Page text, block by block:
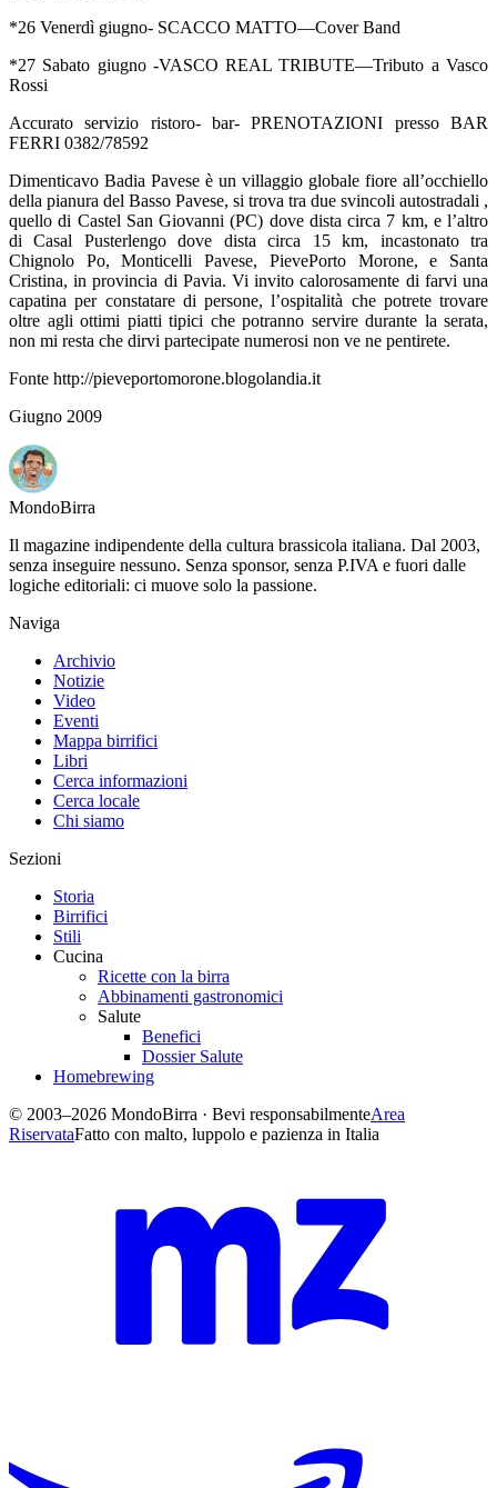
*26 Venerdì giugno- SCACCO MATTO—Cover Band
*27 Sabato giugno -VASCO REAL TRIBUTE—Tributo a Vasco
Rossi
Accurato servizio ristoro- bar- PRENOTAZIONI presso BAR
FERRI 0382/78592
Dimenticavo Badia Pavese è un villaggio globale fiore all’occhiello
della pianura del Basso Pavese, si trova tra due svincoli autostradali ,
quello di Castel San Giovanni (PC) dove dista circa 7 km, e l’altro
di Casal Pusterlengo dove dista circa 15 km, incastonato tra
Chignolo Po, Monticelli Pavese, PievePorto Morone, e Santa
Cristina, in provincia di Pavia. Vi invito calorosamente di farvi una
capatina per constatare di persone, l’ospitalità che potrete trovare
oltre agli ottimi piatti tipici che potranno servire durante la serata,
non mi resta che dirvi partecipate numerosi non ve ne pentirete.
Fonte http://pieveportomorone.blogolandia.it
Giugno 2009
MondoBirra
Il magazine indipendente della cultura brassicola italiana. Dal 2003,
senza inseguire nessuno. Senza sponsor, senza P.IVA e fuori dalle
logiche editoriali: ci muove solo la passione.
Naviga
Archivio
Notizie
Video
Eventi
Mappa birrifici
Libri
Cerca informazioni
Cerca locale
Chi siamo
Sezioni
Storia
Birrifici
Stili
Cucina
Ricette con la birra
Abbinamenti gastronomici
Salute
Benefici
Dossier Salute
Homebrewing
© 2003–2026 MondoBirra · Bevi responsabilmenteArea
RiservataFatto con malto, luppolo e pazienza in Italia